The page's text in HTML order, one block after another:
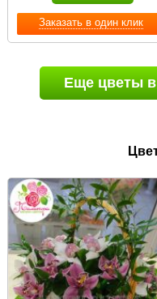
Заказать в один клик
Еще цветы